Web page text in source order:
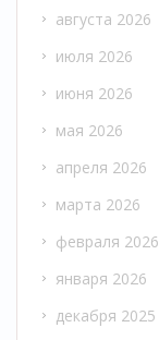
августа 2026
июля 2026
июня 2026
мая 2026
апреля 2026
марта 2026
февраля 2026
января 2026
декабря 2025